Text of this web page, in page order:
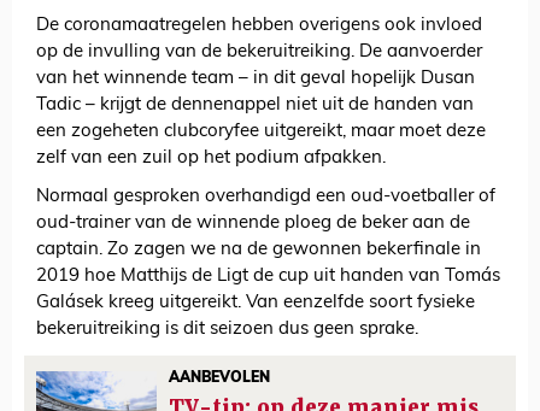
De coronamaatregelen hebben overigens ook invloed
op de invulling van de bekeruitreiking. De aanvoerder
van het winnende team – in dit geval hopelijk Dusan
Tadic – krijgt de dennenappel niet uit de handen van
een zogeheten clubcoryfee uitgereikt, maar moet deze
zelf van een zuil op het podium afpakken.
Normaal gesproken overhandigd een oud-voetballer of
oud-trainer van de winnende ploeg de beker aan de
captain. Zo zagen we na de gewonnen bekerfinale in
2019 hoe Matthijs de Ligt de cup uit handen van Tomás
Galásek kreeg uitgereikt. Van eenzelfde soort fysieke
bekeruitreiking is dit seizoen dus geen sprake.
AANBEVOLEN